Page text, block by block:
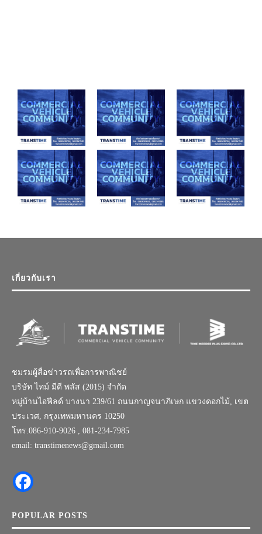
เกี่ยวกับเรา
ชมรมผู้สื่อข่าวรถเพื่อการพาณิชย์
บริษัท ไทม์ มีดี พลัส (2015) จำกัด
หมู่บ้านไอฟีลด์ บางนา 239/61 ถนนกาญจนาภิเษก แขวงดอกไม้, เขต
ประเวศ, กรุงเทพมหานคร 10250
โทร.086-910-9026 , 081-234-7985
email: transtimenews@gmail.com
POPULAR POSTS